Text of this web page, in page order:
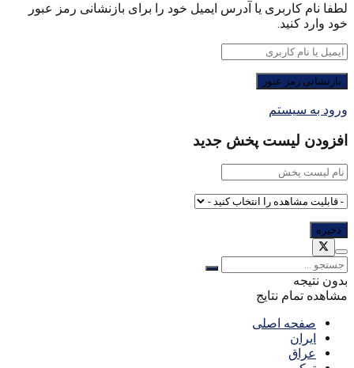
لطفا نام کاربری یا آدرس ایمیل خود را برای بازنشانی رمز عبور
خود وارد کنید.
ورود به سیستم
افزودن لیست پخش جدید
بدون نتیجه
مشاهده تمام نتایج
صفحه اصلی
ایران
عراق